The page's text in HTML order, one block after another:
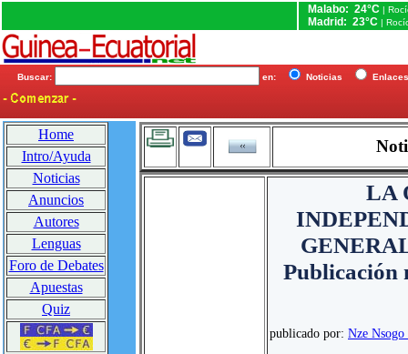
Malabo: 24°C |
Madrid: 23°C |
Buscar: en: Noticias
Home
Intro/Ayuda
Noticias
Anuncios
Autores
Lenguas
Foro de Debates
Apuestas
Quiz
LA
Publicación
publicado por: Nze